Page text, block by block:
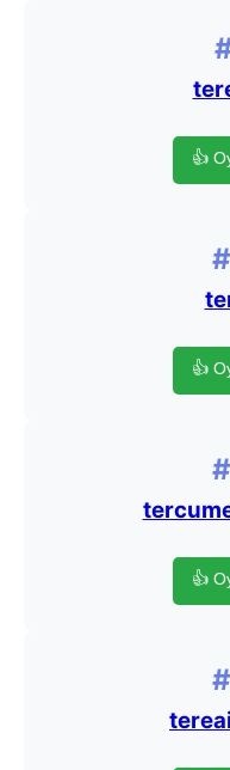
👍
👍
👍